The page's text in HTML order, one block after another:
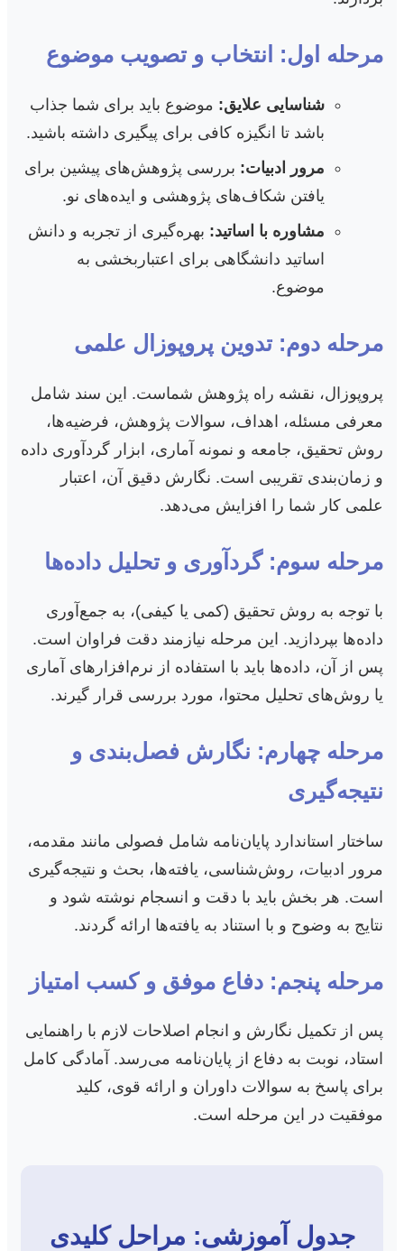
مرحله اول: انتخاب و تصویب موضوع
شناسایی علایق: موضوع باید برای شما جذاب
باشد تا انگیزه کافی برای پیگیری داشته باشید.
مرور ادبیات: بررسی پژوهش‌های پیشین برای
یافتن شکاف‌های پژوهشی و ایده‌های نو.
مشاوره با اساتید: بهره‌گیری از تجربه و دانش
اساتید دانشگاهی برای اعتباربخشی به
موضوع.
مرحله دوم: تدوین پروپوزال علمی
پروپوزال، نقشه راه پژوهش شماست. این سند شامل
معرفی مسئله، اهداف، سوالات پژوهش، فرضیه‌ها،
روش تحقیق، جامعه و نمونه آماری، ابزار گردآوری داده
و زمان‌بندی تقریبی است. نگارش دقیق آن، اعتبار
علمی کار شما را افزایش می‌دهد.
مرحله سوم: گردآوری و تحلیل داده‌ها
با توجه به روش تحقیق (کمی یا کیفی)، به جمع‌آوری
داده‌ها بپردازید. این مرحله نیازمند دقت فراوان است.
پس از آن، داده‌ها باید با استفاده از نرم‌افزارهای آماری
یا روش‌های تحلیل محتوا، مورد بررسی قرار گیرند.
مرحله چهارم: نگارش فصل‌بندی و
نتیجه‌گیری
ساختار استاندارد پایان‌نامه شامل فصولی مانند مقدمه،
مرور ادبیات، روش‌شناسی، یافته‌ها، بحث و نتیجه‌گیری
است. هر بخش باید با دقت و انسجام نوشته شود و
نتایج به وضوح و با استناد به یافته‌ها ارائه گردند.
مرحله پنجم: دفاع موفق و کسب امتیاز
پس از تکمیل نگارش و انجام اصلاحات لازم با راهنمایی
استاد، نوبت به دفاع از پایان‌نامه می‌رسد. آمادگی کامل
برای پاسخ به سوالات داوران و ارائه قوی، کلید
موفقیت در این مرحله است.
جدول آموزشی: مراحل کلیدی